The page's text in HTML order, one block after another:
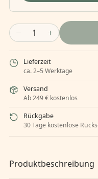
1
Lieferzeit
ca. 2–5 Werktage
Versand
Ab 249 € kostenlos
Rückgabe
30 Tage kostenlose
Produktbeschreibung